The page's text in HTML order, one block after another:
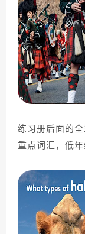
练习册后面的
重点词汇，低